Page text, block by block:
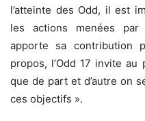
l’atteinte des Odd, il est
les actions menées par
apporte sa contribution
propos, l’Odd 17 invite
que de part et d’autre on
ces objectifs ».